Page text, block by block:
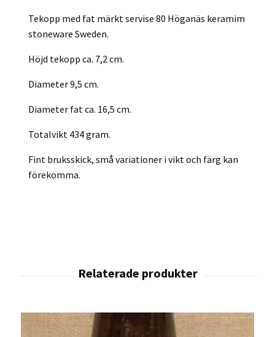
Tekopp med fat märkt servise 80 Höganäs keramim
stoneware Sweden.
Höjd tekopp ca. 7,2 cm.
Diameter 9,5 cm.
Diameter fat ca. 16,5 cm.
Totalvikt 434 gram.
Fint bruksskick, små variationer i vikt och färg kan
förekomma.